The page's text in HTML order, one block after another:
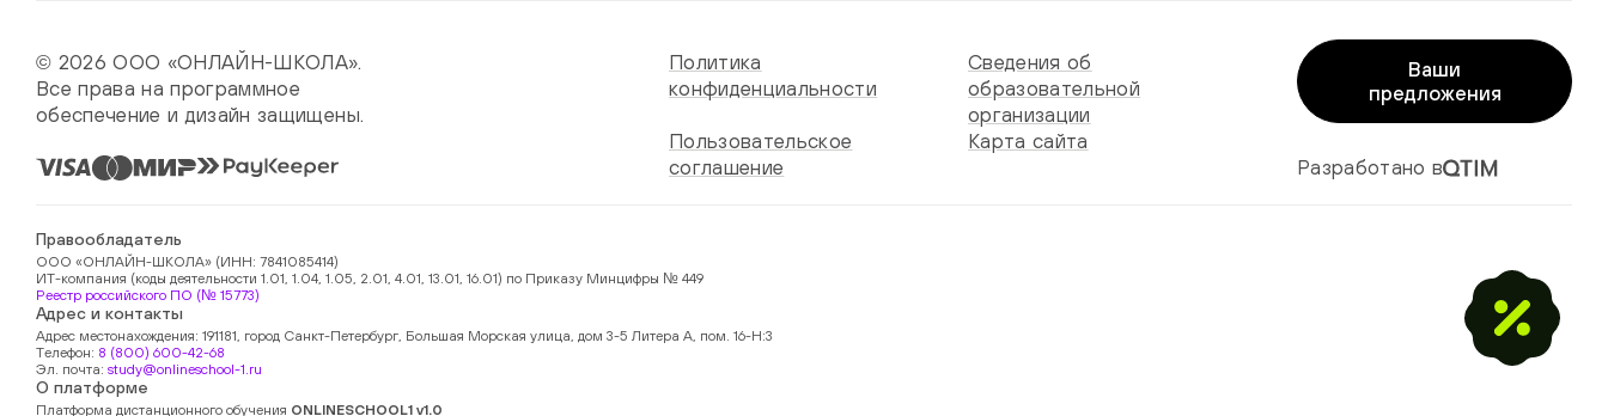
© 2026 ООО «ОНЛАЙН-ШКОЛА».
Все права на программное
обеспечение и дизайн защищены.
Политика
конфиденциальности
Сведения об
образовательной
организации
Пользовательское
соглашение
Карта сайта
Ваши
предложения
Разработано в
Правообладатель
ООО «ОНЛАЙН-ШКОЛА» (ИНН: 7841085414)
ИТ-компания (коды деятельности 1.01, 1.04, 1.05, 2.01, 4.01, 13.01, 16.01) по Приказу Минцифры № 449
Реестр российского ПО (№ 15773)
Адрес и контакты
Адрес местонахождения: 191181, город Санкт-Петербург, Большая Морская улица, дом 3-5 Литера А, пом. 16-Н:3
Телефон: 8 (800) 600-42-68
Эл. почта: study@onlineschool-1.ru
О платформе
Платформа дистанционного обучения ONLINESCHOOL1 v1.0